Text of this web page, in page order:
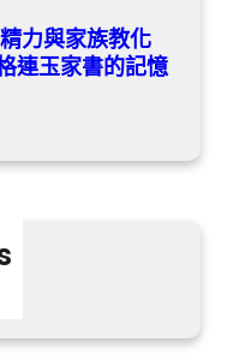
力與家族教化
連玉家書的記憶